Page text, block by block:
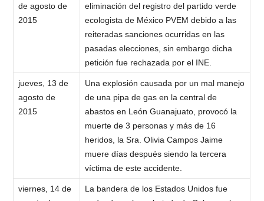
de agosto de
2015
eliminación del registro del partido verde
ecologista de México PVEM debido a las
reiteradas sanciones ocurridas en las
pasadas elecciones, sin embargo dicha
petición fue rechazada por el INE.
jueves, 13 de
agosto de
2015
Una explosión causada por un mal manejo
de una pipa de gas en la central de
abastos en León Guanajuato, provocó la
muerte de 3 personas y más de 16
heridos, la Sra. Olivia Campos Jaime
muere días después siendo la tercera
víctima de este accidente.
viernes, 14 de
La bandera de los Estados Unidos fue